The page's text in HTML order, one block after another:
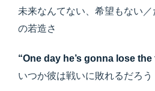
未来なんてない、希望もない
の若造さ
“One day he’s gonna lose the
いつか彼は戦いに敗れるだろう